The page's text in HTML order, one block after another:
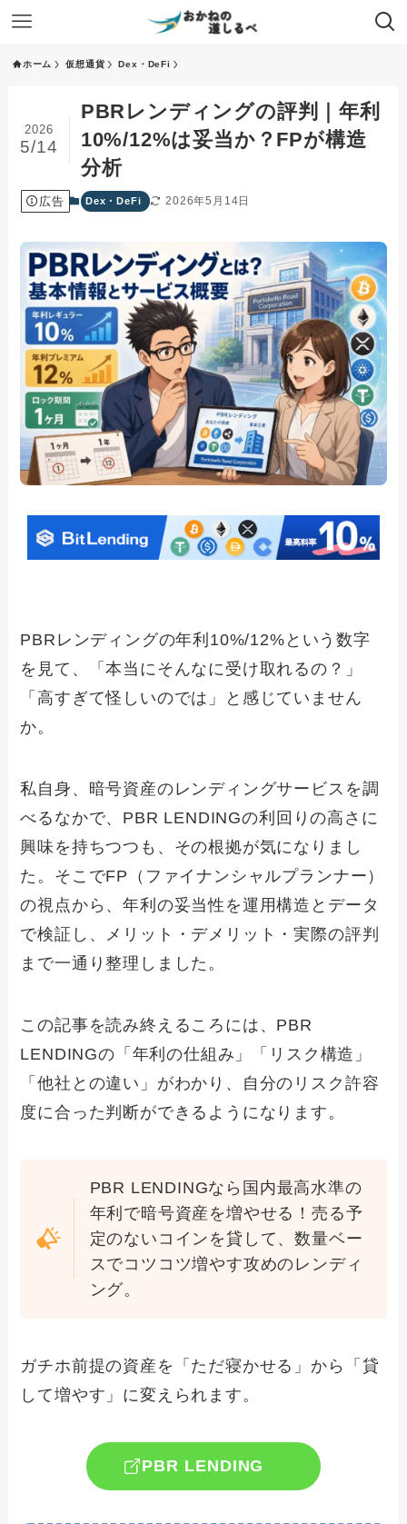
ホーム 仮想通貨 Dex・DeFi
PBRレンディングの評判｜年利
10%/12%は妥当か？FPが構造
分析
2026
5/14
広告 Dex・DeFi 2026年5月14日
PBRレンディングの年利10%/12%という数字
を見て、「本当にそんなに受け取れるの？」
「高すぎて怪しいのでは」と感じていません
か。
私自身、暗号資産のレンディングサービスを調
べるなかで、PBR LENDINGの利回りの高さに
興味を持ちつつも、その根拠が気になりまし
た。そこでFP（ファイナンシャルプランナー）
の視点から、年利の妥当性を運用構造とデータ
で検証し、メリット・デメリット・実際の評判
まで一通り整理しました。
この記事を読み終えるころには、PBR
LENDINGの「年利の仕組み」「リスク構造」
「他社との違い」がわかり、自分のリスク許容
度に合った判断ができるようになります。
PBR LENDINGなら国内最高水準の
年利で暗号資産を増やせる！売る予
定のないコインを貸して、数量ベー
スでコツコツ増やす攻めのレンディ
ング。
ガチホ前提の資産を「ただ寝かせる」から「貸
して増やす」に変えられます。
PBR LENDING